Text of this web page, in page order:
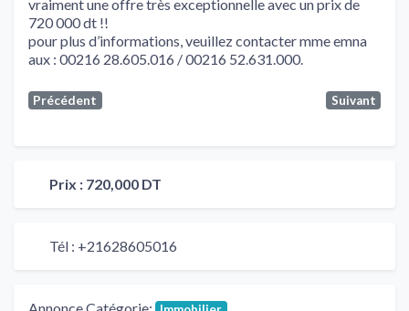
vraiment une offre très exceptionnelle avec un prix de
720 000 dt !!
pour plus d’informations, veuillez contacter mme emna
aux : 00216 28.605.016 / 00216 52.631.000.
Précédent Suivant
Prix : 720,000 DT
Tél : +21628605016